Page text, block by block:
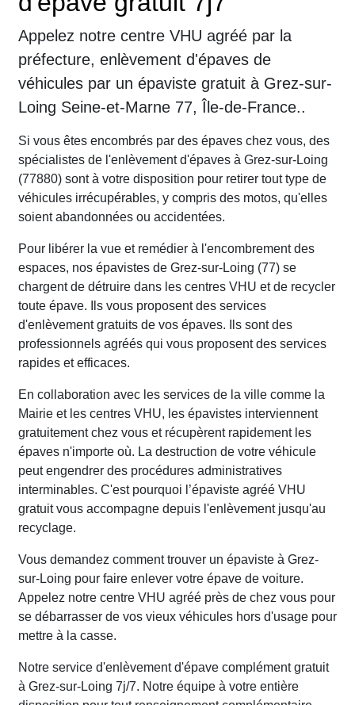
Appelez notre centre VHU agréé par la
préfecture, enlèvement d'épaves de
véhicules par un épaviste gratuit à Grez-sur-
Loing Seine-et-Marne 77, Île-de-France..
Si vous êtes encombrés par des épaves chez vous, des
spécialistes de l'enlèvement d'épaves à Grez-sur-Loing
(77880) sont à votre disposition pour retirer tout type de
véhicules irrécupérables, y compris des motos, qu'elles
soient abandonnées ou accidentées.
Pour libérer la vue et remédier à l'encombrement des
espaces, nos épavistes de Grez-sur-Loing (77) se
chargent de détruire dans les centres VHU et de recycler
toute épave. Ils vous proposent des services
d'enlèvement gratuits de vos épaves. Ils sont des
professionnels agréés qui vous proposent des services
rapides et efficaces.
En collaboration avec les services de la ville comme la
Mairie et les centres VHU, les épavistes interviennent
gratuitement chez vous et récupèrent rapidement les
épaves n'importe où. La destruction de votre véhicule
peut engendrer des procédures administratives
interminables. C'est pourquoi l’épaviste agréé VHU
gratuit vous accompagne depuis l'enlèvement jusqu'au
recyclage.
Vous demandez comment trouver un épaviste à Grez-
sur-Loing pour faire enlever votre épave de voiture.
Appelez notre centre VHU agréé près de chez vous pour
se débarrasser de vos vieux véhicules hors d'usage pour
mettre à la casse.
Notre service d'enlèvement d'épave complément gratuit
à Grez-sur-Loing 7j/7. Notre équipe à votre entière